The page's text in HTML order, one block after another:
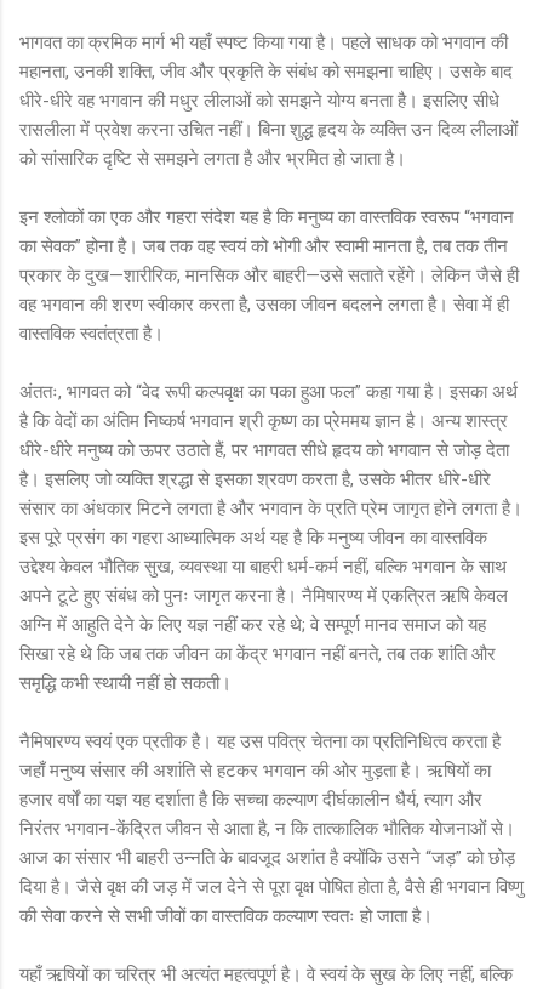
भागवत का क्रमिक मार्ग भी यहाँ स्पष्ट किया गया है। पहले साधक को भगवान की
महानता, उनकी शक्ति, जीव और प्रकृति के संबंध को समझना चाहिए। उसके बाद
धीरे-धीरे वह भगवान की मधुर लीलाओं को समझने योग्य बनता है। इसलिए सीधे
रासलीला में प्रवेश करना उचित नहीं। बिना शुद्ध हृदय के व्यक्ति उन दिव्य लीलाओं
को सांसारिक दृष्टि से समझने लगता है और भ्रमित हो जाता है।
इन श्लोकों का एक और गहरा संदेश यह है कि मनुष्य का वास्तविक स्वरूप “भगवान
का सेवक” होना है। जब तक वह स्वयं को भोगी और स्वामी मानता है, तब तक तीन
प्रकार के दुख—शारीरिक, मानसिक और बाहरी—उसे सताते रहेंगे। लेकिन जैसे ही
वह भगवान की शरण स्वीकार करता है, उसका जीवन बदलने लगता है। सेवा में ही
वास्तविक स्वतंत्रता है।
अंततः, भागवत को “वेद रूपी कल्पवृक्ष का पका हुआ फल” कहा गया है। इसका अर्थ
है कि वेदों का अंतिम निष्कर्ष भगवान श्री कृष्ण का प्रेममय ज्ञान है। अन्य शास्त्र
धीरे-धीरे मनुष्य को ऊपर उठाते हैं, पर भागवत सीधे हृदय को भगवान से जोड़ देता
है। इसलिए जो व्यक्ति श्रद्धा से इसका श्रवण करता है, उसके भीतर धीरे-धीरे
संसार का अंधकार मिटने लगता है और भगवान के प्रति प्रेम जागृत होने लगता है।
इस पूरे प्रसंग का गहरा आध्यात्मिक अर्थ यह है कि मनुष्य जीवन का वास्तविक
उद्देश्य केवल भौतिक सुख, व्यवस्था या बाहरी धर्म-कर्म नहीं, बल्कि भगवान के साथ
अपने टूटे हुए संबंध को पुनः जागृत करना है। नैमिषारण्य में एकत्रित ऋषि केवल
अग्नि में आहुति देने के लिए यज्ञ नहीं कर रहे थे; वे सम्पूर्ण मानव समाज को यह
सिखा रहे थे कि जब तक जीवन का केंद्र भगवान नहीं बनते, तब तक शांति और
समृद्धि कभी स्थायी नहीं हो सकती।
नैमिषारण्य स्वयं एक प्रतीक है। यह उस पवित्र चेतना का प्रतिनिधित्व करता है
जहाँ मनुष्य संसार की अशांति से हटकर भगवान की ओर मुड़ता है। ऋषियों का
हजार वर्षों का यज्ञ यह दर्शाता है कि सच्चा कल्याण दीर्घकालीन धैर्य, त्याग और
निरंतर भगवान-केंद्रित जीवन से आता है, न कि तात्कालिक भौतिक योजनाओं से।
आज का संसार भी बाहरी उन्नति के बावजूद अशांत है क्योंकि उसने “जड़” को छोड़
दिया है। जैसे वृक्ष की जड़ में जल देने से पूरा वृक्ष पोषित होता है, वैसे ही भगवान विष्णु
की सेवा करने से सभी जीवों का वास्तविक कल्याण स्वतः हो जाता है।
यहाँ ऋषियों का चरित्र भी अत्यंत महत्वपूर्ण है। वे स्वयं के सुख के लिए नहीं, बल्कि